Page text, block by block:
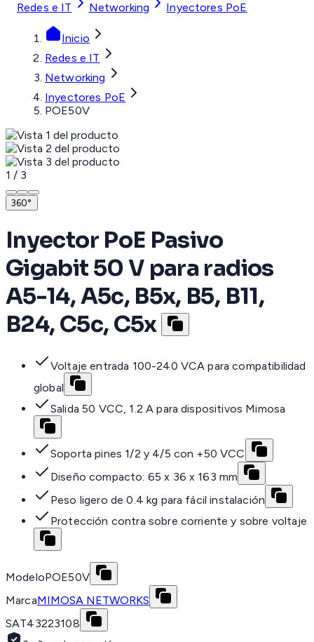
Redes e IT Networking Inyectores PoE
Inicio
Redes e IT
Networking
Inyectores PoE
POE50V
1 / 3
360°
Inyector PoE Pasivo
Gigabit 50 V para radios
A5-14, A5c, B5x, B5, B11,
B24, C5c, C5x
Voltaje entrada 100-240 VCA para compatibilidad
global
Salida 50 VCC, 1.2 A para dispositivos Mimosa
Soporta pines 1/2 y 4/5 con +50 VCC
Diseño compacto: 65 x 36 x 163 mm
Peso ligero de 0.4 kg para fácil instalación
Protección contra sobre corriente y sobre voltaje
ModeloPOE50V
MarcaMIMOSA NETWORKS
SAT43223108